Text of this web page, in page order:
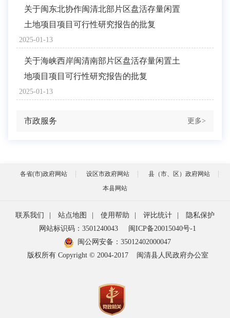
2025-01-13
关于闽东北协作闽清北部片区盘活存量闲置
土地项目项目可行性研究报告的批复
2025-01-13
关于海峡西岸闽清南部片区盘活存量闲置土
地项目项目可行性研究报告的批复
市政服务 更多>
各省(市)政府网站 设区市政府网站
县（市、区）政府网站
本县网站
联系我们 站点地图 使用帮助 评比统计
隐私保护
网站标识码：3501240043
闽ICP备20015040号-1
闽公网安备： 35012402000047
版权所有 Copyright © 2004-2017
闽清县人民政府办公室